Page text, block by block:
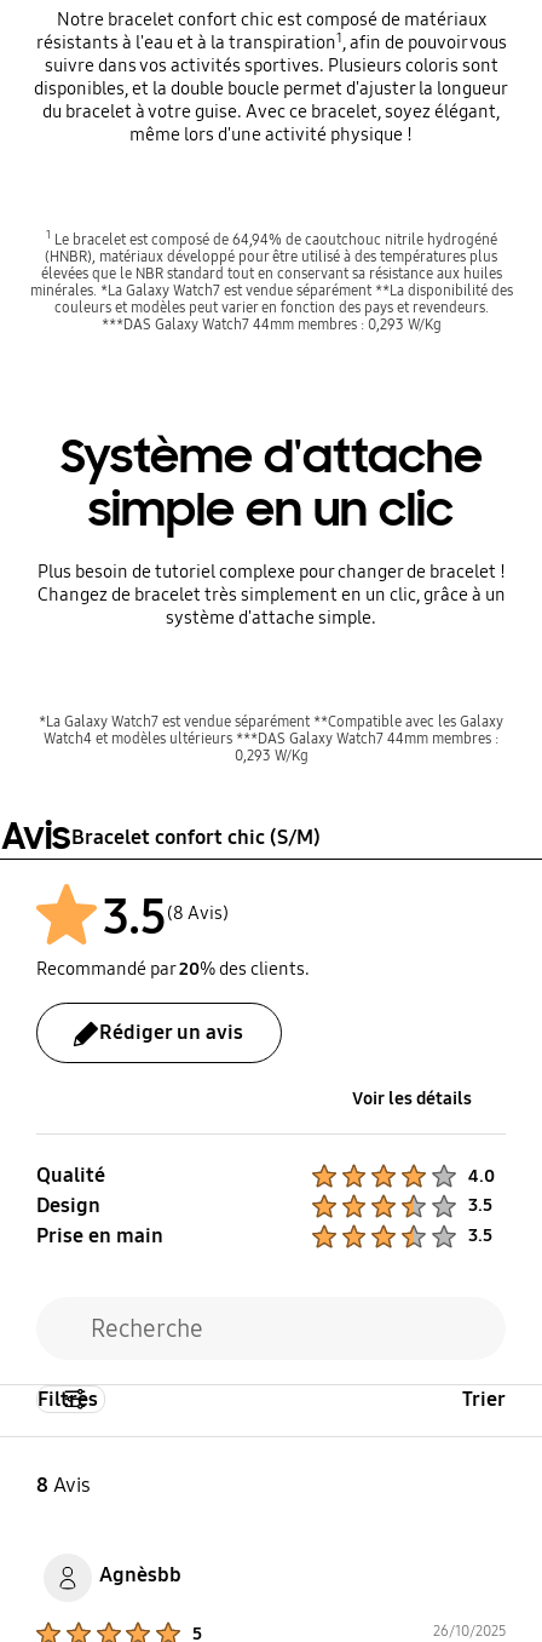
Notre bracelet confort chic est composé de matériaux
résistants à l'eau et à la transpiration1, afin de pouvoir vous
suivre dans vos activités sportives. Plusieurs coloris sont
disponibles, et la double boucle permet d'ajuster la longueur
du bracelet à votre guise. Avec ce bracelet, soyez élégant,
même lors d'une activité physique !
1 Le bracelet est composé de 64,94% de caoutchouc nitrile hydrogéné
(HNBR), matériaux développé pour être utilisé à des températures plus
élevées que le NBR standard tout en conservant sa résistance aux huiles
minérales. *La Galaxy Watch7 est vendue séparément **La disponibilité des
couleurs et modèles peut varier en fonction des pays et revendeurs.
***DAS Galaxy Watch7 44mm membres : 0,293 W/Kg
Système d'attache
simple en un clic
Plus besoin de tutoriel complexe pour changer de bracelet !
Changez de bracelet très simplement en un clic, grâce à un
système d'attache simple.
*La Galaxy Watch7 est vendue séparément **Compatible avec les Galaxy
Watch4 et modèles ultérieurs ***DAS Galaxy Watch7 44mm membres :
0,293 W/Kg
AvisBracelet confort chic (S/M)
3.5(8 Avis)
Recommandé par20% des clients.
Rédiger un avis
Voir les détails
Qualité 4.0
Design 3.5
Prise en main 3.5
8 Avis
Filtres Trier
Agnèsbb
5 26/10/2025